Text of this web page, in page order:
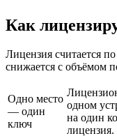
Как
Лицензия считается
снижается с объёмом
Одно место
— один
ключ
одном
на один
лицензия.